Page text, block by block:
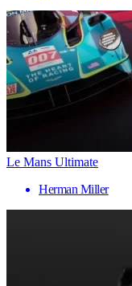
Le Mans Ultimate
Herman Miller